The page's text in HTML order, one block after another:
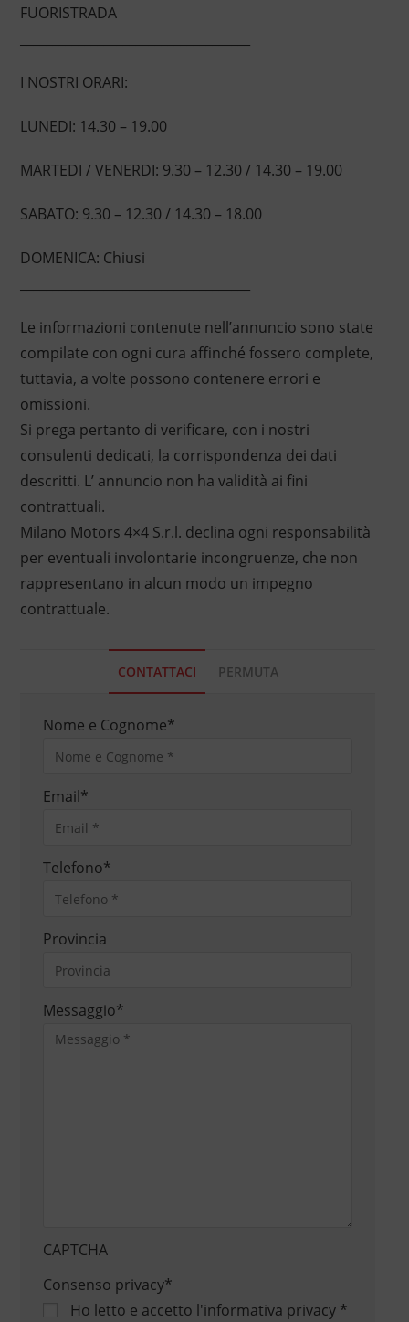
FUORISTRADA
I NOSTRI ORARI:
LUNEDI: 14.30 – 19.00
MARTEDI / VENERDI: 9.30 – 12.30 / 14.30 – 19.00
SABATO: 9.30 – 12.30 / 14.30 – 18.00
DOMENICA: Chiusi
Le informazioni contenute nell’annuncio sono state
compilate con ogni cura affinché fossero complete,
tuttavia, a volte possono contenere errori e
omissioni.
Si prega pertanto di verificare, con i nostri
consulenti dedicati, la corrispondenza dei dati
descritti. L’ annuncio non ha validità ai fini
contrattuali.
Milano Motors 4×4 S.r.l. declina ogni responsabilità
per eventuali involontarie incongruenze, che non
rappresentano in alcun modo un impegno
contrattuale.
CONTATTACI PERMUTA
Nome e Cognome*
Email*
Telefono*
Provincia
Messaggio*
CAPTCHA
Consenso privacy*
Ho letto e accetto l'informativa privacy*